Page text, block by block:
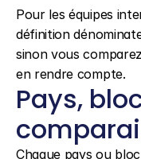
Pour les équipes
définition
sinon vous
en rendre compte.
Pays,